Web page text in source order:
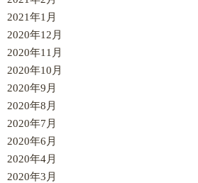
2021年1月
2020年12月
2020年11月
2020年10月
2020年9月
2020年8月
2020年7月
2020年6月
2020年4月
2020年3月